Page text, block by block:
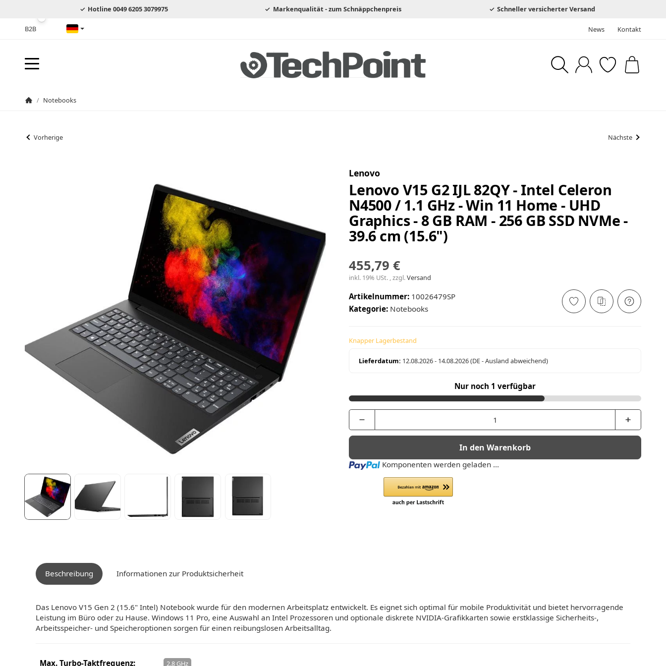
Hotline 0049 6205 3079975 Markenqualität - zum Schnäppchenpreis Schneller versicherter Versand
B2B Deutsch News Kontakt
/ Notebooks
Vorherige Nächste
Lenovo
Lenovo V15 G2 IJL 82QY - Intel Celeron
N4500 / 1.1 GHz - Win 11 Home - UHD
Graphics - 8 GB RAM - 256 GB SSD NVMe -
39.6 cm (15.6")
455,79 €
inkl. 19% USt. , zzgl.Versand
Artikelnummer: 10026479SP
Kategorie: Notebooks
Knapper Lagerbestand
Lieferdatum: 12.08.2026 - 14.08.2026(DE - Ausland abweichend)
Nur noch 1 verfügbar
In den Warenkorb
Loading... Komponenten werden geladen ...
Beschreibung Informationen zur Produktsicherheit
Das Lenovo V15 Gen 2 (15.6" Intel) Notebook wurde für den modernen Arbeitsplatz entwickelt. Es eignet sich optimal für mobile Produktivität und bietet hervorragende
Leistung im Büro oder zu Hause. Windows 11 Pro, eine Auswahl an Intel Prozessoren und optionale diskrete NVIDIA-Grafikkarten sowie erstklassige Sicherheits-,
Arbeitsspeicher- und Speicheroptionen sorgen für einen reibungslosen Arbeitsalltag.
Max. Turbo-Taktfrequenz: 2.8 GHz